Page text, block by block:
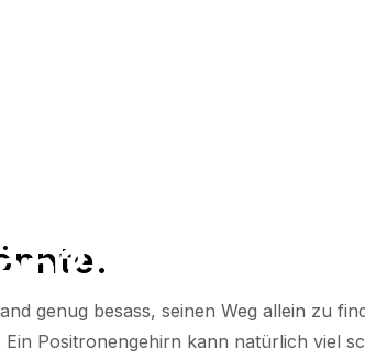
genug besass, seinen Weg allein zu
Positronengehirn kann natürlich viel